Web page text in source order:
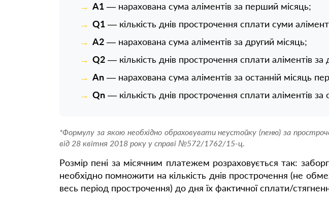
A1 — нарахована сума аліментів за перший місяць;
Q1 — кількість днів прострочення сплати суми
A2 — нарахована сума аліментів за другий місяць;
Q2 — кількість днів прострочення сплати аліментів за
An — нарахована сума аліментів за останній місяць
Qn — кількість днів прострочення сплати аліментів за
*Формулу за якою необхідно обраховувати неустойку (пеню) за
від 28 квітня 2018 року у справі №572/1762/15-ц.
Розмір пені за місячним платежем розраховується так:
необхідно помножити на кількість днів прострочення (не
весь період прострочення) до дня їх фактичної сплати/